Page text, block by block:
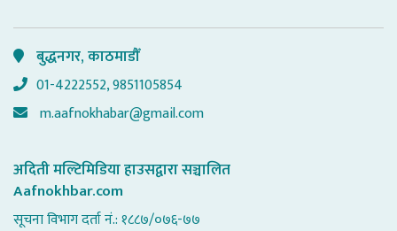
बुद्धनगर, काठमाडौँ
01-4222552, 9851105854
m.aafnokhabar@gmail.com
अदिती मल्टिमिडिया हाउसद्वारा सञ्चालित
Aafnokhbar.com
सूचना विभाग दर्ता नं.: १८८७/०७६-७७